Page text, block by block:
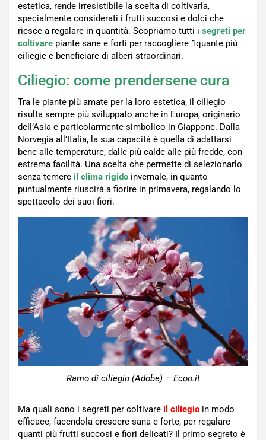
estetica, rende irresistibile la scelta di coltivarla,
specialmente considerati i frutti succosi e dolci che
riesce a regalare in quantità. Scopriamo tutti i segreti per
coltivare piante sane e forti per raccogliere 1quante più
ciliegie e beneficiare di alberi straordinari.
Ciliegio: come prendersene cura
Tra le piante più amate per la loro estetica, il ciliegio
risulta sempre più sviluppato anche in Europa, originario
dell’Asia e particolarmente simbolico in Giappone. Dalla
Norvegia all’Italia, la sua capacità è quella di adattarsi
bene alle temperature, dalle più calde alle più fredde, con
estrema facilità. Una scelta che permette di selezionarlo
senza temere il clima rigido invernale, in quanto
puntualmente riuscirà a fiorire in primavera, regalando lo
spettacolo dei suoi fiori.
Ramo di ciliegio (Adobe) – Ecoo.it
Ma quali sono i segreti per coltivare il ciliegio in modo
efficace, facendola crescere sana e forte, per regalare
quanti più frutti succosi e fiori delicati? Il primo segreto è